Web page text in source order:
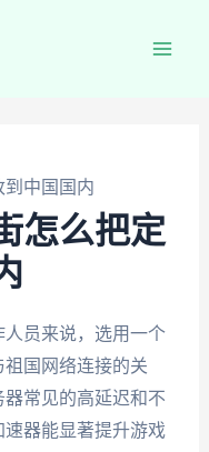
中国国内
怎么把定
员来说，选用一个
国网络连接的关
常见的高延迟和不
器能显著提升游戏